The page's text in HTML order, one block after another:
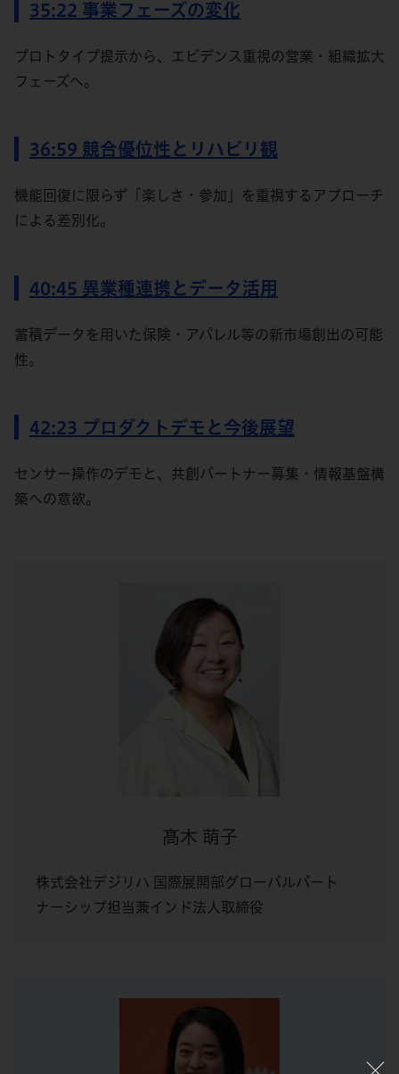
35:22 事業フェーズの変化
プロトタイプ提示から、エビデンス重視の営業・組織拡大
フェーズへ。
36:59 競合優位性とリハビリ観
機能回復に限らず「楽しさ・参加」を重視するアプローチ
による差別化。
40:45 異業種連携とデータ活用
蓄積データを用いた保険・アパレル等の新市場創出の可能
性。
42:23 プロダクトデモと今後展望
センサー操作のデモと、共創パートナー募集・情報基盤構
築への意欲。
髙木 萌子
株式会社デジリハ 国際展開部グローバルパート
ナーシップ担当兼インド法人取締役